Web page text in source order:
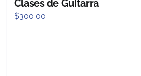
Clases de Guitarra
$300.00